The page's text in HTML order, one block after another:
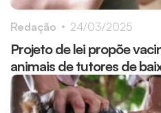
Projeto de lei propõe
animais de tutores de
Redação 24/03/2025